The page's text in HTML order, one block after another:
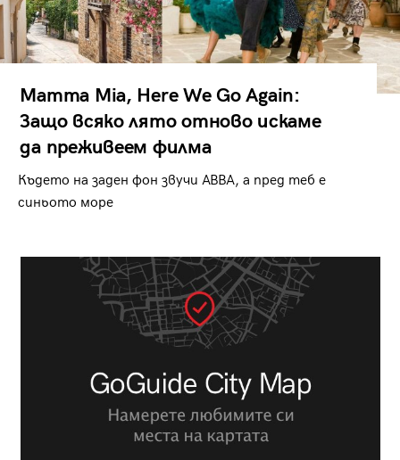
Mamma Mia, Here We Go Again:
Защо всяко лято отново искаме
да преживеем филма
Където на заден фон звучи ABBA, а пред теб е
синьото море